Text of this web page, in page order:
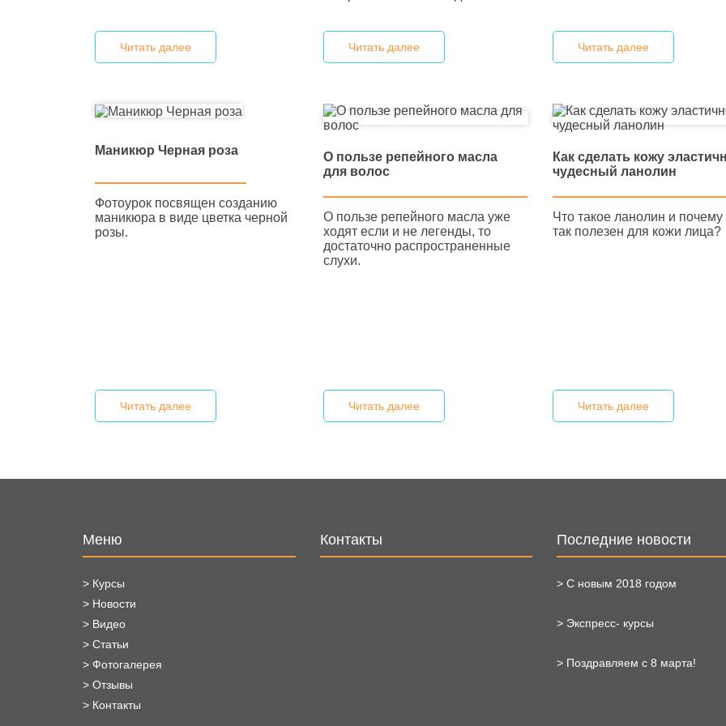
Читать далее Читать далее Читать далее
Маникюр Черная роза
Фотоурок посвящен созданию
маникюра в виде цветка черной
розы.
Читать далее
О пользе репейного масла
для волос
О пользе репейного масла уже
ходят если и не легенды, то
достаточно распространенные
слухи.
Читать далее
Как сделать кожу
чудесный ланолин
Что такое ланолин и почему
так полезен для кожи лица?
Читать далее
Меню
> Курсы
> Новости
> Видео
> Статьи
> Фотогалерея
> Отзывы
> Контакты
Контакты Последние новости
> С новым 2018 годом
> Экспресс- курсы
> Поздравляем с 8 марта!